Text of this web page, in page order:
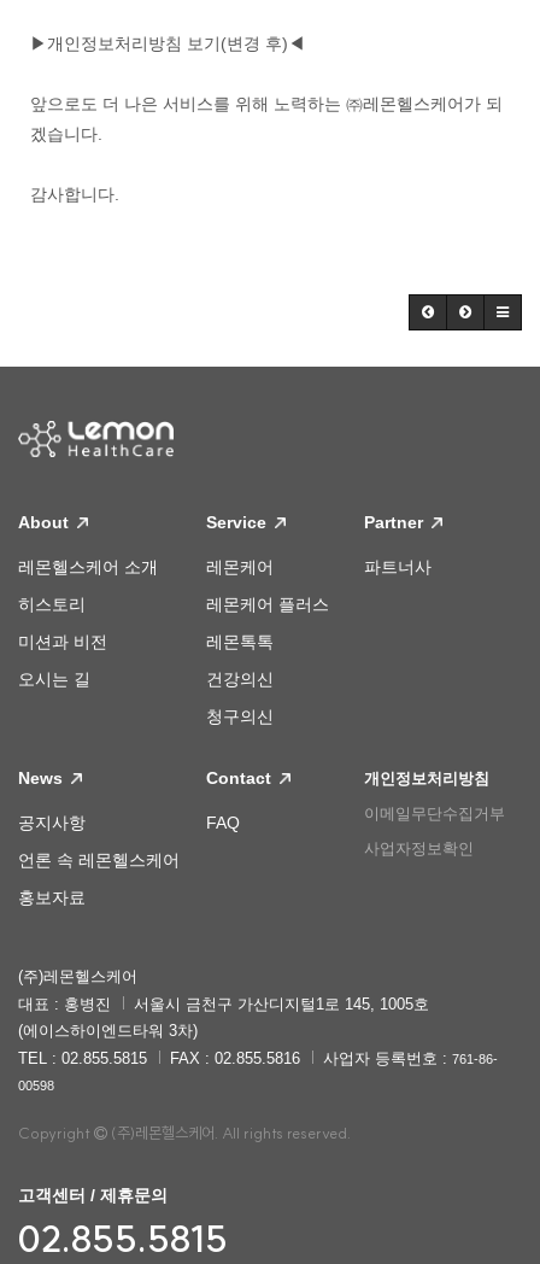
▶개인정보처리방침 보기(변경 후)◀
앞으로도 더 나은 서비스를 위해 노력하는 ㈜레몬헬스케어가 되
겠습니다.
감사합니다.
About
레몬헬스케어 소개
히스토리
미션과 비전
오시는 길
Service
레몬케어
레몬케어 플러스
레몬톡톡
건강의신
청구의신
Partner
파트너사
News
공지사항
언론 속 레몬헬스케어
홍보자료
Contact
FAQ
개인정보처리방침
이메일무단수집거부
사업자정보확인
(주)레몬헬스케어
대표 : 홍병진
서울시 금천구 가산디지털1로 145, 1005호
(에이스하이엔드타워 3차)
TEL : 02.855.5815
FAX : 02.855.5816 사업자 등록번호 : 761-86-
00598
Copyright (주)레몬헬스케어. All rights reserved.
고객센터 / 제휴문의
02.855.5815